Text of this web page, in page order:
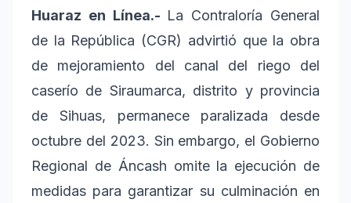
Huaraz en Línea.- La Contraloría General
de la República (CGR) advirtió que la obra
de mejoramiento del canal del riego del
caserío de Siraumarca, distrito y provincia
de Sihuas, permanece paralizada desde
octubre del 2023. Sin embargo, el Gobierno
Regional de Áncash omite la ejecución de
medidas para garantizar su culminación en